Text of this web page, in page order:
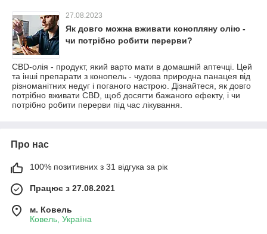
27.08.2023
Як довго можна вживати конопляну олію -
чи потрібно робити перерви?
CBD-олія - продукт, який варто мати в домашній аптечці. Цей
та інші препарати з конопель - чудова природна панацея від
різноманітних недуг і поганого настрою. Дізнайтеся, як довго
потрібно вживати CBD, щоб досягти бажаного ефекту, і чи
потрібно робити перерви під час лікування.
Про нас
100% позитивних з 31 відгука за рік
Працює з 27.08.2021
м. Ковель
Ковель, Україна